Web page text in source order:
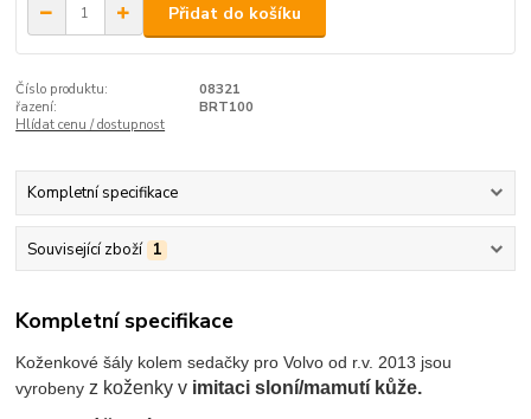
Přidat do košíku
Číslo produktu:
08321
řazení:
BRT100
Hlídat cenu / dostupnost
Kompletní specifikace
Související zboží 1
Kompletní specifikace
Koženkové šály kolem sedačky pro Volvo od r.v. 2013 jsou
vyrobenyz koženky v imitaci sloní/mamutí kůže.